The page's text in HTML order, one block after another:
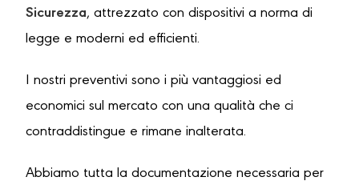
Sicurezza, attrezzato con dispositivi a norma di
legge e moderni ed efficienti.
I nostri preventivi sono i più vantaggiosi ed
economici sul mercato con una qualità che ci
contraddistingue e rimane inalterata.
Abbiamo tutta la documentazione necessaria per